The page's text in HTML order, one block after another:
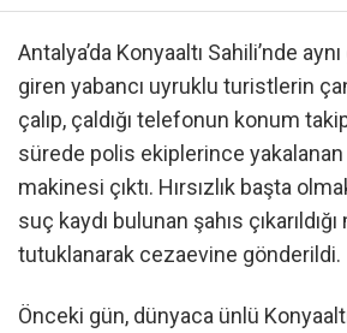
Antalya’da Konyaaltı Sahili’nde
giren yabancı uyruklu turistlerin
çalıp, çaldığı telefonun konum
sürede polis ekiplerince
makinesi çıktı. Hırsızlık başta
suç kaydı bulunan şahıs
tutuklanarak cezaevine gönderildi.
Önceki gün, dünyaca ünlü